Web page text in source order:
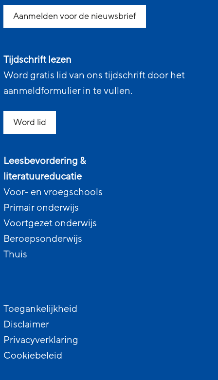
Aanmelden voor de nieuwsbrief
Tijdschrift lezen
Word gratis lid van ons tijdschrift door het
aanmeldformulier in te vullen.
Word lid
Leesbevordering &
literatuureducatie
Voor- en vroegschools
Primair onderwijs
Voortgezet onderwijs
Beroepsonderwijs
Thuis
Toegankelijkheid
Disclaimer
Privacyverklaring
Cookiebeleid